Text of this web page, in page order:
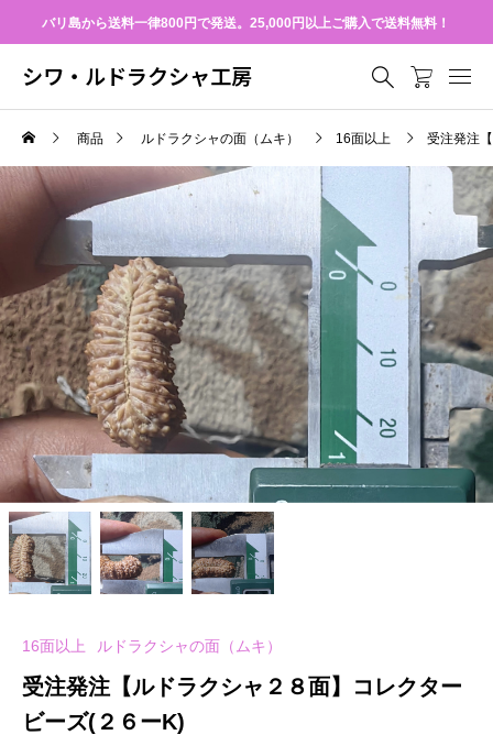
バリ島から送料一律800円で発送。25,000円以上ご購入で送料無料！
シワ・ルドラクシャ工房
商品 ルドラクシャの面（ムキ） 16面以上 受注発注
16面以上 ルドラクシャの面（ムキ）
受注発注【ルドラクシャ２８面】コレクター
ビーズ(２６ーK)